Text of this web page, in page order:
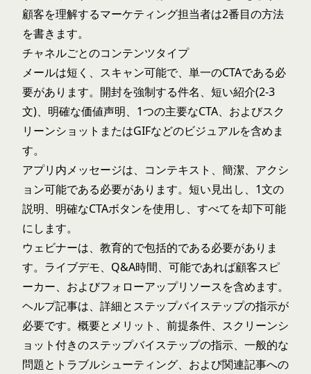
顧客を理解するマーケティング担当者は2番目の方法
を書きます。
チャネルごとのコンテンツタイプ
メールは短く、スキャン可能で、単一のCTAである必
要があります。開封を強制する件名、短い紹介(2-3
文)、明確な価値声明、1つの主要なCTA、およびスク
リーンショットまたはGIFなどのビジュアルを含めま
す。
アプリ内メッセージは、コンテキスト、簡潔、アクシ
ョン可能である必要があります。短い見出し、1文の
説明、明確なCTAボタンを使用し、すべてを却下可能
にします。
ウェビナーは、教育的で包括的である必要がありま
す。ライブデモ、Q&A時間、可能であれば顧客スピ
ーカー、およびフォローアップリソースを含めます。
ヘルプ記事は、詳細とステップバイステップの指示が
必要です。概要とメリット、前提条件、スクリーンシ
ョット付きのステップバイステップの指示、一般的な
問題とトラブルシューティング、および関連記事への